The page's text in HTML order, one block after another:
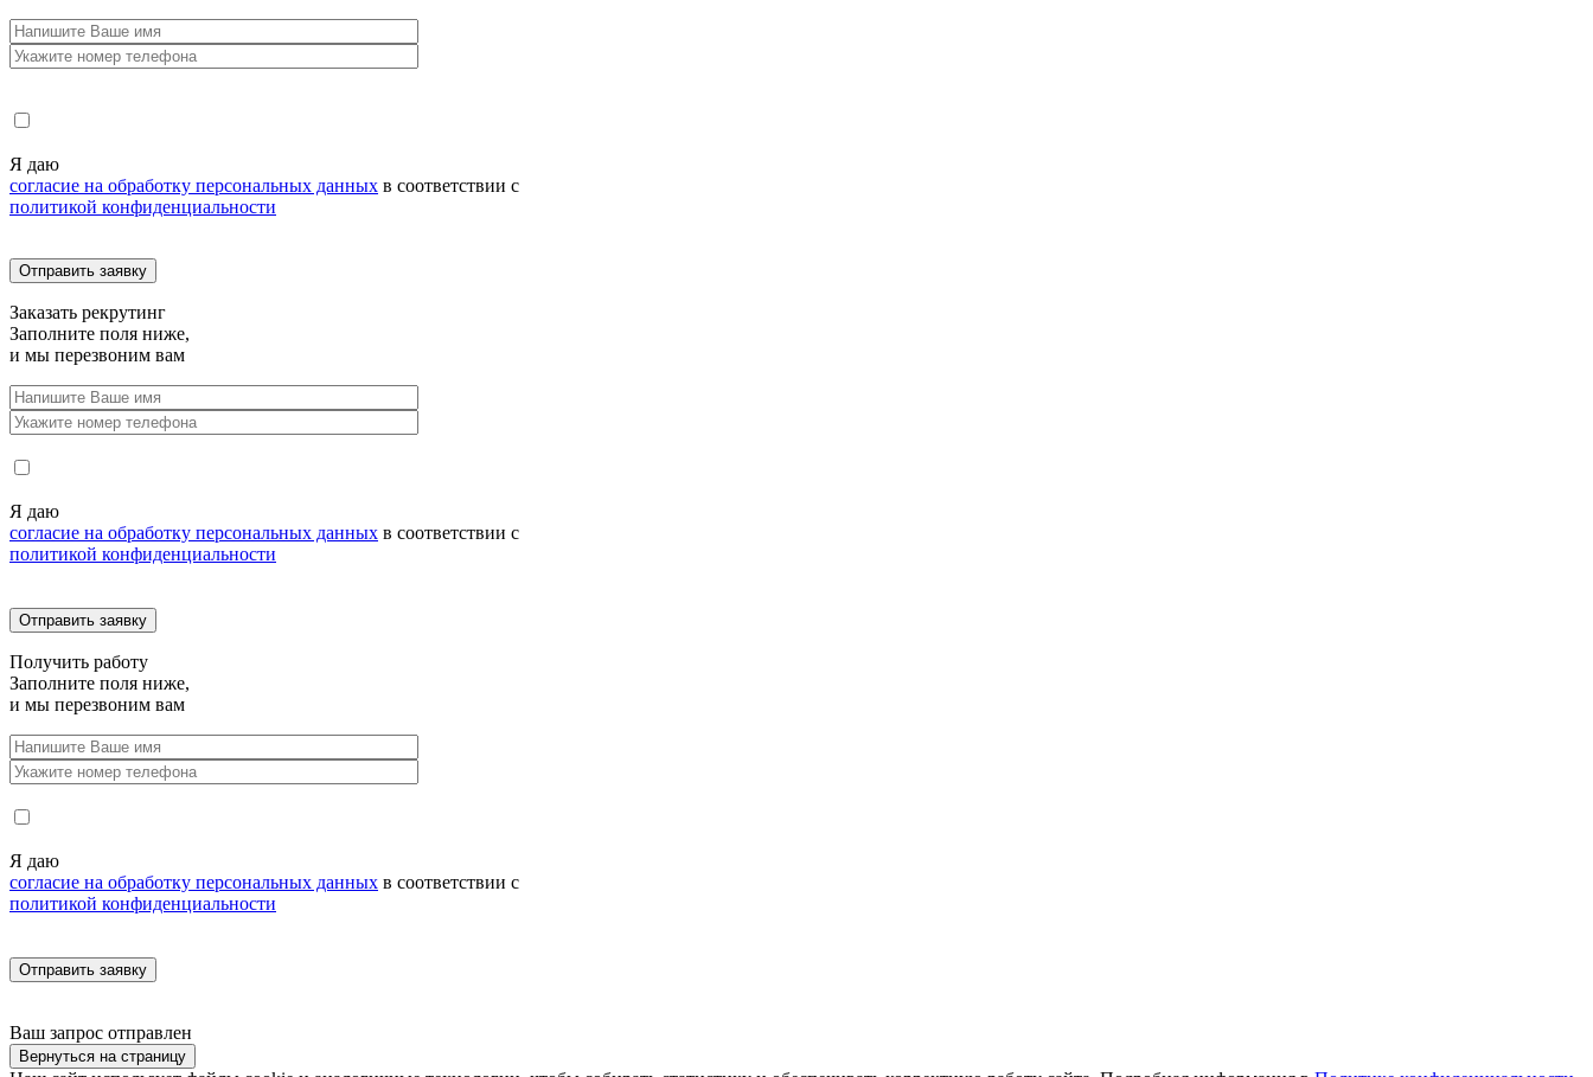
Я даю
согласие на обработку персональных данных в соответствии с
политикой конфиденциальности
Заказать рекрутинг
Заполните поля ниже,
и мы перезвоним вам
Я даю
согласие на обработку персональных данных в соответствии с
политикой конфиденциальности
Получить работу
Заполните поля ниже,
и мы перезвоним вам
Я даю
согласие на обработку персональных данных в соответствии с
политикой конфиденциальности
Ваш запрос отправлен
Вернуться на страницу